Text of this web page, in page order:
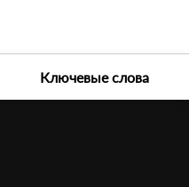
Ключевые слова